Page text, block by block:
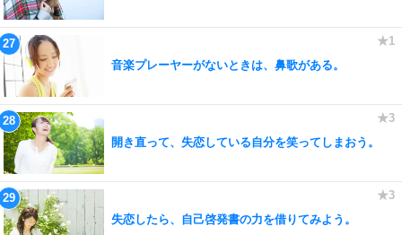
音楽プレーヤーがないときは、鼻歌がある。
開き直って、失恋している自分を笑ってしまおう。
失恋したら、自己啓発書の力を借りてみよう。